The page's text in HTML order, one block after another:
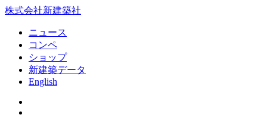
株式会社新建築社
ニュース
コンペ
ショップ
新建築データ
English